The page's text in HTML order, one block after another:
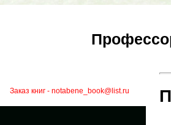
Заказ книг - notabene_book@list.ru